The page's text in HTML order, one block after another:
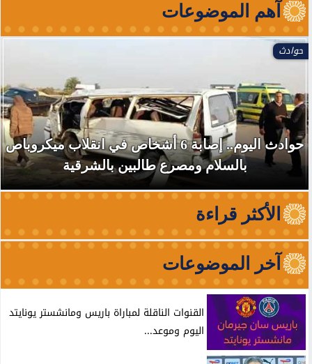
آهم الموضوعات
حوادث
حوادث اليوم.. إصابة 6 أشخاص في انقلاب ميكروباص
بالسلام ومصرع طالبين بالشرقية
الأكثر قراءة
آخر الموضوعات
القنوات الناقلة لمباراة باريس ومانشستر يونايتد
اليوم وموعد...